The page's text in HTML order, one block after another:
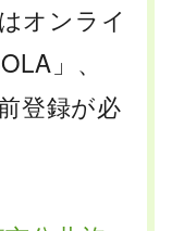
オンライ
」、
登録が必